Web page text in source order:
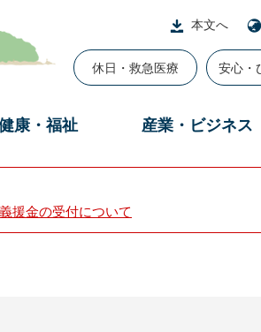
本文へ
休日・救急医療 安心・
康・福祉 産業・ビジネス
援金の受付について